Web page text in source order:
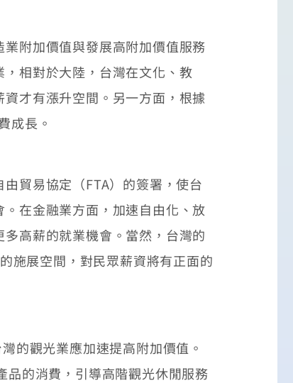
附加價值與發展高附加價值服務
相對於大陸，台灣在文化、教
才有漲升空間。另一方面，根據
成長。
貿易協定（FTA）的簽署，使台
在金融業方面，加速自由化、放
高薪的就業機會。當然，台灣的
施展空間，對民眾薪資將有正面的
的觀光業應加速提高附加價值。
品的消費，引導高階觀光休閒服務